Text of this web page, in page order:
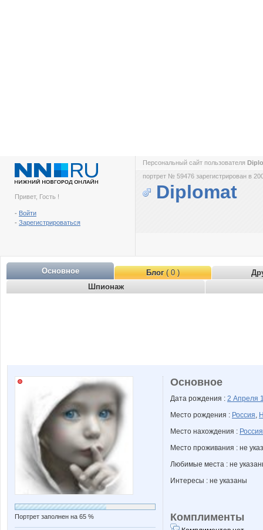
Привет, Гость !
- Войти
- Зарегистрироваться
Персональный сайт пользователя
портрет № 59476 зарегистрирован в
Diplomat
Основное Блог( 0 )
Шпионаж
Портрет заполнен на 65 %
Основное
Дата рождения : 2 Апреля
Место рождения : Россия,
Место нахождения : Россия
Место проживания : не
Любимые места : не
Интересы : не указаны
Комплименты